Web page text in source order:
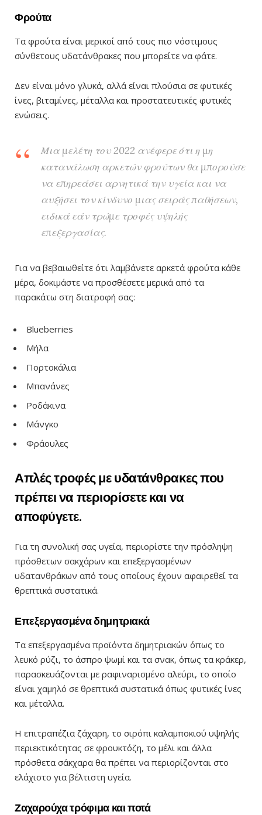
Φρούτα
Τα φρούτα είναι μερικοί από τους πιο νόστιμους
σύνθετους υδατάνθρακες που μπορείτε να φάτε.
Δεν είναι μόνο γλυκά, αλλά είναι πλούσια σε φυτικές
ίνες, βιταμίνες, μέταλλα και προστατευτικές φυτικές
ενώσεις.
Μια μελέτη του 2022 ανέφερε ότι η μη
κατανάλωση αρκετών φρούτων θα μπορούσε
να επηρεάσει αρνητικά την υγεία και να
αυξήσει τον κίνδυνο μιας σειράς παθήσεων,
ειδικά εάν τρώμε τροφές υψηλής
επεξεργασίας.
Για να βεβαιωθείτε ότι λαμβάνετε αρκετά φρούτα κάθε
μέρα, δοκιμάστε να προσθέσετε μερικά από τα
παρακάτω στη διατροφή σας:
Blueberries
Μήλα
Πορτοκάλια
Μπανάνες
Ροδάκινα
Μάνγκο
Φράουλες
Απλές τροφές με υδατάνθρακες που
πρέπει να περιορίσετε και να
αποφύγετε.
Για τη συνολική σας υγεία, περιορίστε την πρόσληψη
πρόσθετων σακχάρων και επεξεργασμένων
υδατανθράκων από τους οποίους έχουν αφαιρεθεί τα
θρεπτικά συστατικά.
Επεξεργασμένα δημητριακά
Τα επεξεργασμένα προϊόντα δημητριακών όπως το
λευκό ρύζι, το άσπρο ψωμί και τα σνακ, όπως τα κράκερ,
παρασκευάζονται με ραφιναρισμένο αλεύρι, το οποίο
είναι χαμηλό σε θρεπτικά συστατικά όπως φυτικές ίνες
και μέταλλα.
Η επιτραπέζια ζάχαρη, το σιρόπι καλαμποκιού υψηλής
περιεκτικότητας σε φρουκτόζη, το μέλι και άλλα
πρόσθετα σάκχαρα θα πρέπει να περιορίζονται στο
ελάχιστο για βέλτιστη υγεία.
Ζαχαρούχα τρόφιμα και ποτά